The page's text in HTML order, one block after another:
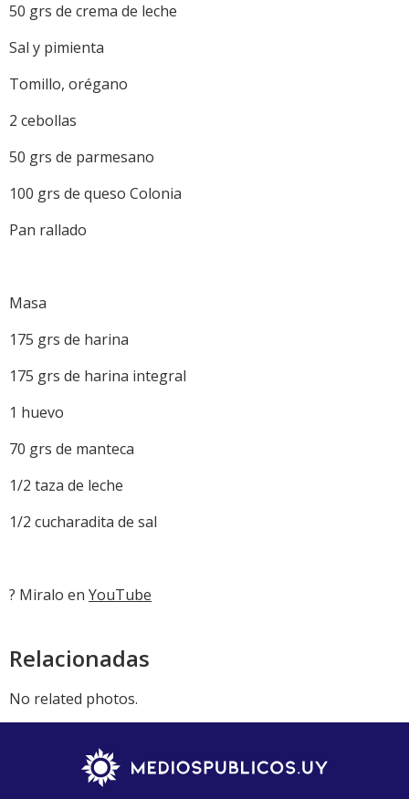
50 grs de crema de leche
Sal y pimienta
Tomillo, orégano
2 cebollas
50 grs de parmesano
100 grs de queso Colonia
Pan rallado
Masa
175 grs de harina
175 grs de harina integral
1 huevo
70 grs de manteca
1/2 taza de leche
1/2 cucharadita de sal
? Miralo en YouTube
Relacionadas
No related photos.